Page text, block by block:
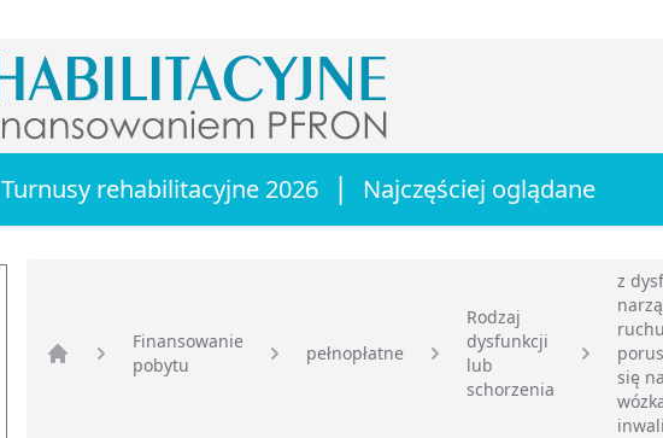
Turnusy rehabilitacyjne 2026 | Najczęściej oglądane
Strona główna
Finansowanie
pobytu
pełnopłatne
Rodzaj
dysfunkcji
lub
schorzenia
z
ruchu
się na